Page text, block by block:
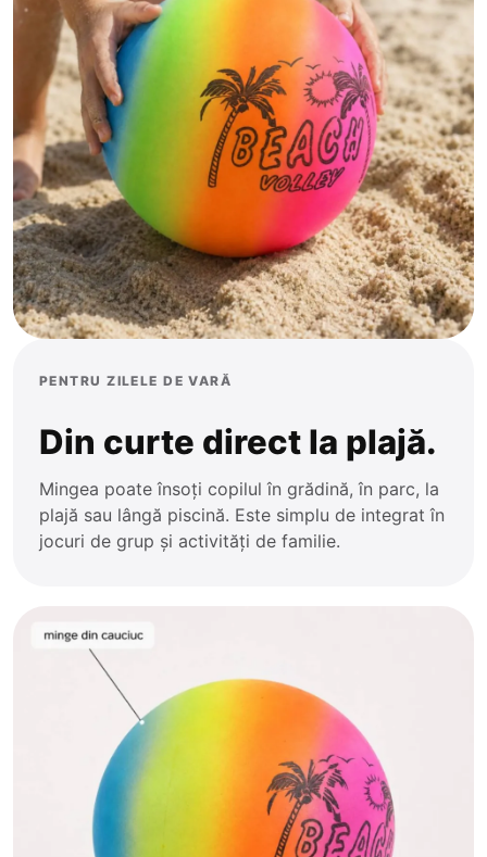
PENTRU ZILELE DE VARĂ
Din curte direct la plajă.
Mingea poate însoți copilul în grădină, în parc, la
plajă sau lângă piscină. Este simplu de integrat în
jocuri de grup și activități de familie.